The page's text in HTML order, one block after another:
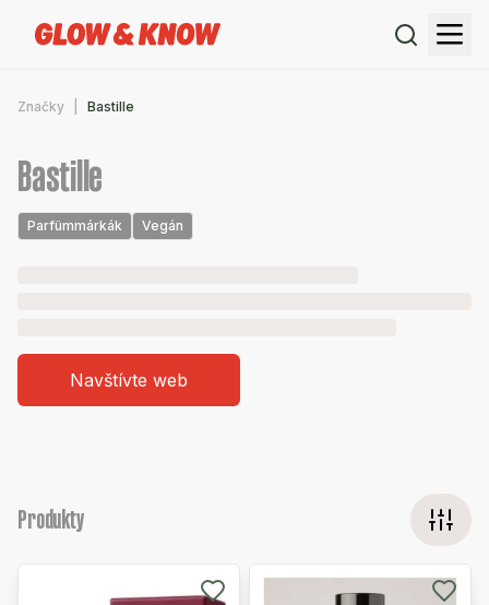
Značky Bastille
Bastille
Parfümmárkák Vegán
Navštívte web
Produkty